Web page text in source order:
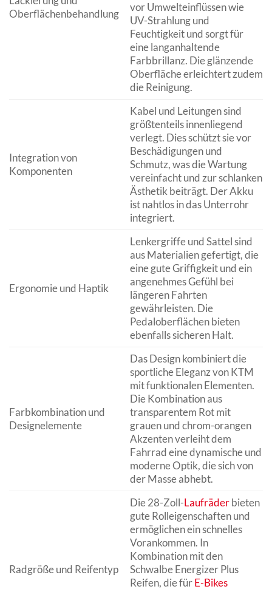
Oberflächenbehandlung
vor Umwelteinflüssen wie
UV-Strahlung und
Feuchtigkeit und sorgt für
eine langanhaltende
Farbbrillanz. Die glänzende
Oberfläche erleichtert zudem
die Reinigung.
Integration von
Komponenten
Kabel und Leitungen sind
größtenteils innenliegend
verlegt. Dies schützt sie vor
Beschädigungen und
Schmutz, was die Wartung
vereinfacht und zur schlanken
Ästhetik beiträgt. Der Akku
ist nahtlos in das Unterrohr
integriert.
Ergonomie und Haptik
Lenkergriffe und Sattel sind
aus Materialien gefertigt, die
eine gute Griffigkeit und ein
angenehmes Gefühl bei
längeren Fahrten
gewährleisten. Die
Pedaloberflächen bieten
ebenfalls sicheren Halt.
Farbkombination und
Designelemente
Das Design kombiniert die
sportliche Eleganz von KTM
mit funktionalen Elementen.
Die Kombination aus
transparentem Rot mit
grauen und chrom-orangen
Akzenten verleiht dem
Fahrrad eine dynamische und
moderne Optik, die sich von
der Masse abhebt.
Radgröße und Reifentyp
Die 28-Zoll-Laufräderbieten
gute Rolleigenschaften und
ermöglichen ein schnelles
Vorankommen. In
Kombination mit den
Schwalbe Energizer Plus
Reifen, die fürE-Bikes